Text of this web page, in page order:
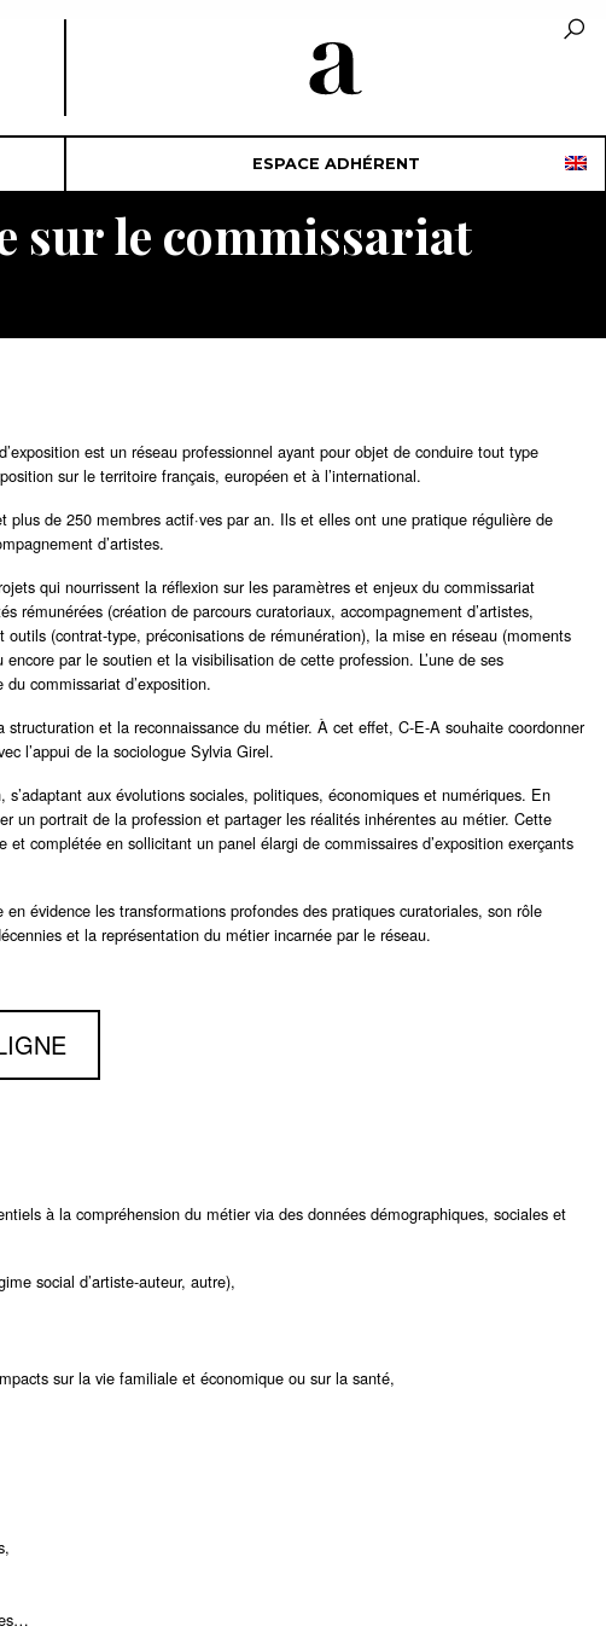
ESPACE ADHÉRENT
sur le commissariat
est un réseau professionnel ayant pour objet de conduire tout type
sur le territoire français, européen et à l’international.
plus de 250 membres actif·ves par an. Ils et elles ont une pratique régulière de
d’artistes.
qui nourrissent la réflexion sur les paramètres et enjeux du commissariat
rémunérées (création de parcours curatoriaux, accompagnement d’artistes,
(contrat-type, préconisations de rémunération), la mise en réseau (moments
par le soutien et la visibilisation de cette profession. L’une de ses
commissariat d’exposition.
et la reconnaissance du métier. À cet effet, C-E-A souhaite coordonner
l’appui de la sociologue Sylvia Girel.
aux évolutions sociales, politiques, économiques et numériques. En
un portrait de la profession et partager les réalités inhérentes au métier. Cette
complétée en sollicitant un panel élargi de commissaires d’exposition exerçants
évidence les transformations profondes des pratiques curatoriales, son rôle
et la représentation du métier incarnée par le réseau.
à la compréhension du métier via des données démographiques, sociales et
social d’artiste-auteur, autre),
sur la vie familiale et économique ou sur la santé,